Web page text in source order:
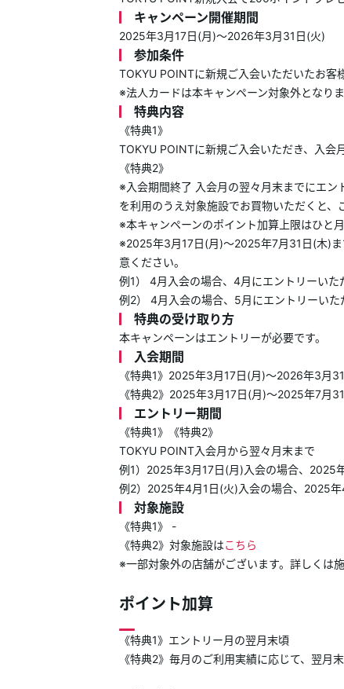
キャンペーン開催期間
2025年3月17日(月)～2026年3月31日(火)
参加条件
TOKYU POINTに新規ご入会いただいたお客
※法人カードは本キャンペーン対象外となりま
特典内容
《特典1》
TOKYU POINTに新規ご入会いただき、入会
《特典2》
※入会期間終了 入会月の翌々月末までにエ
を利用のうえ対象施設でお買物いただくと、
※本キャンペーンのポイント加算上限はひと
※2025年3月17日(月)～2025年7月31日(木)
意ください。
例1） 4月入会の場合、4月にエントリーい
例2） 4月入会の場合、5月にエントリーいた
特典の受け取り方
本キャンペーンはエントリーが必要です。
入会期間
《特典1》2025年3月17日(月)～2026年3月
《特典2》2025年3月17日(月)～2025年7月
エントリー期間
《特典1》《特典2》
TOKYU POINT入会月から翌々月末まで
例1）2025年3月17日(月)入会の場合、2025
例2）2025年4月1日(火)入会の場合、2025
対象施設
《特典1》 -
《特典2》対象施設はこちら
※一部対象外の店舗がございます。詳しくは
ポイント加算
《特典1》エントリー月の翌月末頃
《特典2》毎月のご利用実績に応じて、翌月